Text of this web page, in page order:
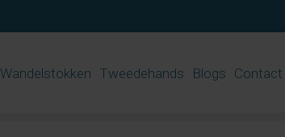
Wandelstokken Tweedehands Blogs Contact